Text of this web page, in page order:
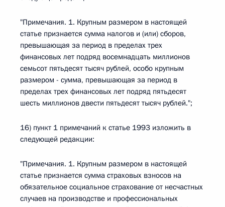
"Примечания. 1. Крупным размером в настоящей
статье признается сумма налогов и (или) сборов,
превышающая за период в пределах трех
финансовых лет подряд восемнадцать миллионов
семьсот пятьдесят тысяч рублей, особо крупным
размером - сумма, превышающая за период в
пределах трех финансовых лет подряд пятьдесят
шесть миллионов двести пятьдесят тысяч рублей.";
16) пункт 1 примечаний к статье 1993 изложить в
следующей редакции:
"Примечания. 1. Крупным размером в настоящей
статье признается сумма страховых взносов на
обязательное социальное страхование от несчастных
случаев на производстве и профессиональных